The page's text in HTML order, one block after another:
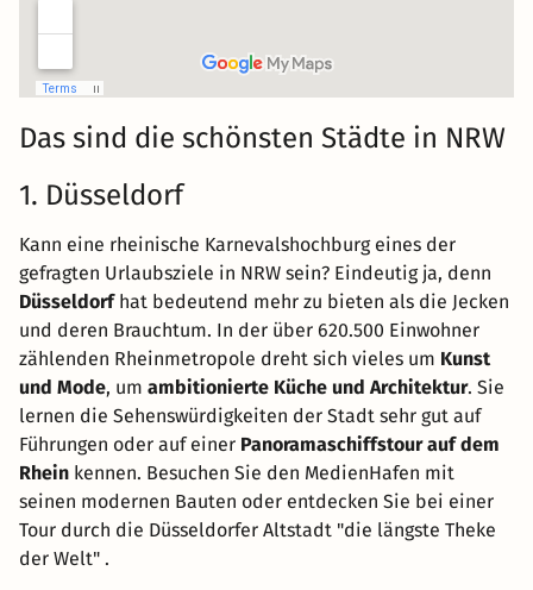
Das sind die schönsten Städte in NRW
1. Düsseldorf
Kann eine rheinische Karnevalshochburg eines der
gefragten Urlaubsziele in NRW sein? Eindeutig ja, denn
Düsseldorfhat bedeutend mehr zu bieten als die Jecken
und deren Brauchtum. In der über 620.500 Einwohner
zählenden Rheinmetropole dreht sich vieles um Kunst
und Mode, um ambitionierte Küche und Architektur. Sie
lernen die Sehenswürdigkeiten der Stadt sehr gut auf
Führungen oder auf einer Panoramaschiffstour auf dem
Rhein kennen. Besuchen Sie den MedienHafen mit
seinen modernen Bauten oder entdecken Sie bei einer
Tour durch die Düsseldorfer Altstadt "die längste Theke
der Welt" .